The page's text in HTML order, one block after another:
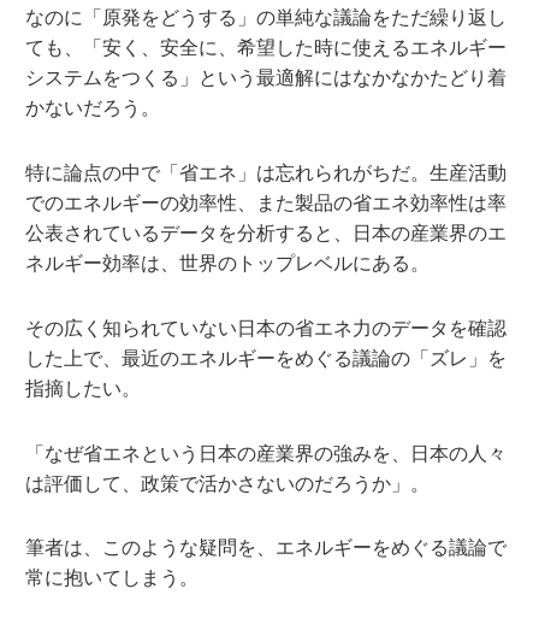
なのに「原発をどうする」の単純な議論をただ繰り返し
ても、「安く、安全に、希望した時に使えるエネルギー
システムをつくる」という最適解にはなかなかたどり着
かないだろう。
特に論点の中で「省エネ」は忘れられがちだ。生産活動
でのエネルギーの効率性、また製品の省エネ効率性は率
公表されているデータを分析すると、日本の産業界のエ
ネルギー効率は、世界のトップレベルにある。
その広く知られていない日本の省エネ力のデータを確認
した上で、最近のエネルギーをめぐる議論の「ズレ」を
指摘したい。
「なぜ省エネという日本の産業界の強みを、日本の人々
は評価して、政策で活かさないのだろうか」。
筆者は、このような疑問を、エネルギーをめぐる議論で
常に抱いてしまう。